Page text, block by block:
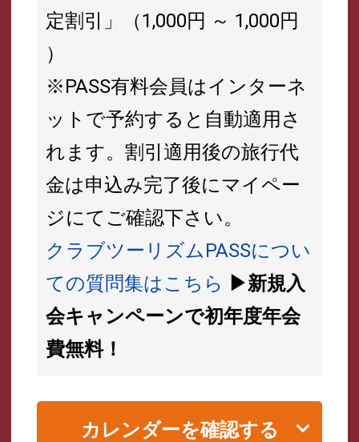
定割引」（1,000円 ～ 1,000円
）
※PASS有料会員はインターネ
ットで予約すると自動適用さ
れます。割引適用後の旅行代
金は申込み完了後にマイペー
ジにてご確認下さい。
クラブツーリズムPASSについ
ての質問集はこちら ▶新規入
会キャンペーンで初年度年会
費無料！
カレンダーを確認する